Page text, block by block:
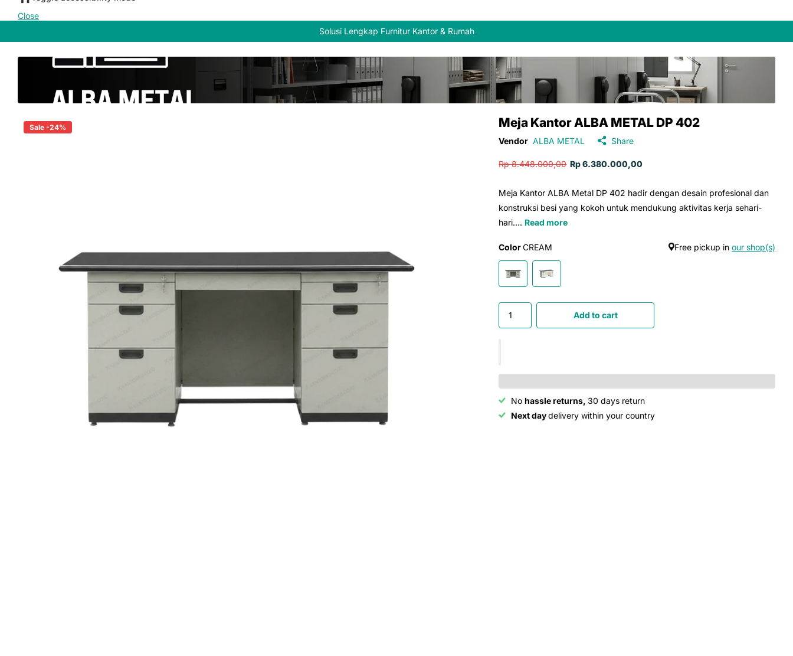
Close
Solusi Lengkap Furnitur Kantor & Rumah
Sale -24% Meja Kantor ALBA METAL DP 402
Vendor ALBA METAL Share
Rp 8.448.000,00Rp 6.380.000,00
Meja Kantor ALBA Metal DP 402 hadir dengan desain profesional dan
konstruksi besi yang kokoh untuk mendukung aktivitas kerja sehari-
hari.... Read more
Color CREAM Free pickup in our shop(s)
Add to cart
Nohassle returns, 30 days return
Next daydelivery within your country